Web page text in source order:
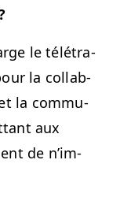
le télé­tra­
la col­lab­
la com­mu­
aux
de n’im­